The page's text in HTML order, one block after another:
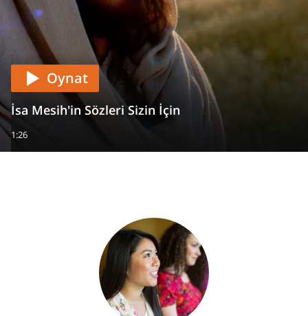
Oynat
İsa Mesih'in Sözleri Sizin İçin
1:26